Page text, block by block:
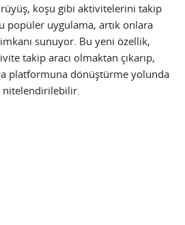
koşu gibi aktivitelerini takip
popüler uygulama, artık onlara
sunuyor. Bu yeni özellik,
takip aracı olmaktan çıkarıp,
platformuna dönüştürme yolunda
nitelendirilebilir.